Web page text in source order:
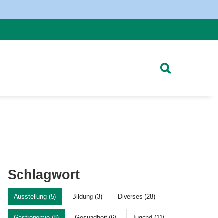
Schlagwort
Ausstellung (5) Bildung (3) Diverses (28)